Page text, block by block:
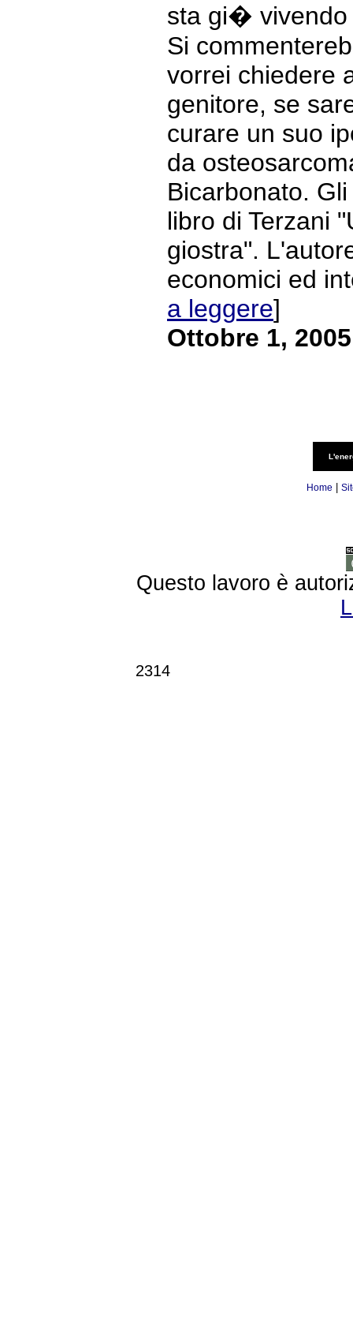
sta gi� vivendo
Si
vorrei chiedere
genitore, se
curare un suo
da
Bicarbonato.
libro di Terzani
giostra".
economici ed
a leggere]
Ottobre 1, 2005
Home |
Questo lavoro è
2314